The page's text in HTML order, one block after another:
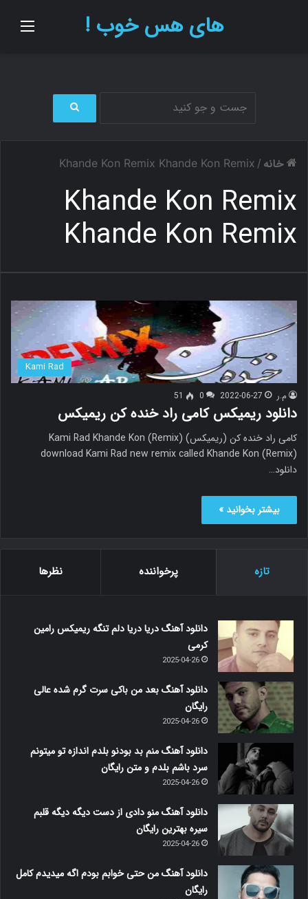
های هس خوب !
ج
ج
ب
ر
ا
ی
خانه /
Khande Kon Remix Khande Kon Remix
Khande Kon Remix
Khande Kon Remix
Kami Rad
م.ر 2022-06-27
0
51
دانلود ریمیکس کامی راد خنده کن ریمیکس
کامی راد خنده کن (ریمیکس) Kami Rad Khande Kon (Remix)
download Kami Rad new remix called Khande Kon (Remix)
دانلود…
بیشتر بخوانید »
تازه پرخواننده نظرها
دانلود آهنگ دریا دریا دلم تنگه ریمیکس رامین
کرمی
2025-04-26
دانلود آهنگ بعد من باکی سرت گرم شده عالی
رایگان
2025-04-26
دانلود آهنگ منم بد بودنو بلدم اندازه تو میتونم
سرد باشم بلدم و متن رایگان
2025-04-26
دانلود آهنگ منو دادی از دست دیگه دیگه قلبم
سیره بهترین رایگان
2025-04-26
دانلود آهنگ من حتی خوابم بودم اگه میدیدم کامل
رایگان